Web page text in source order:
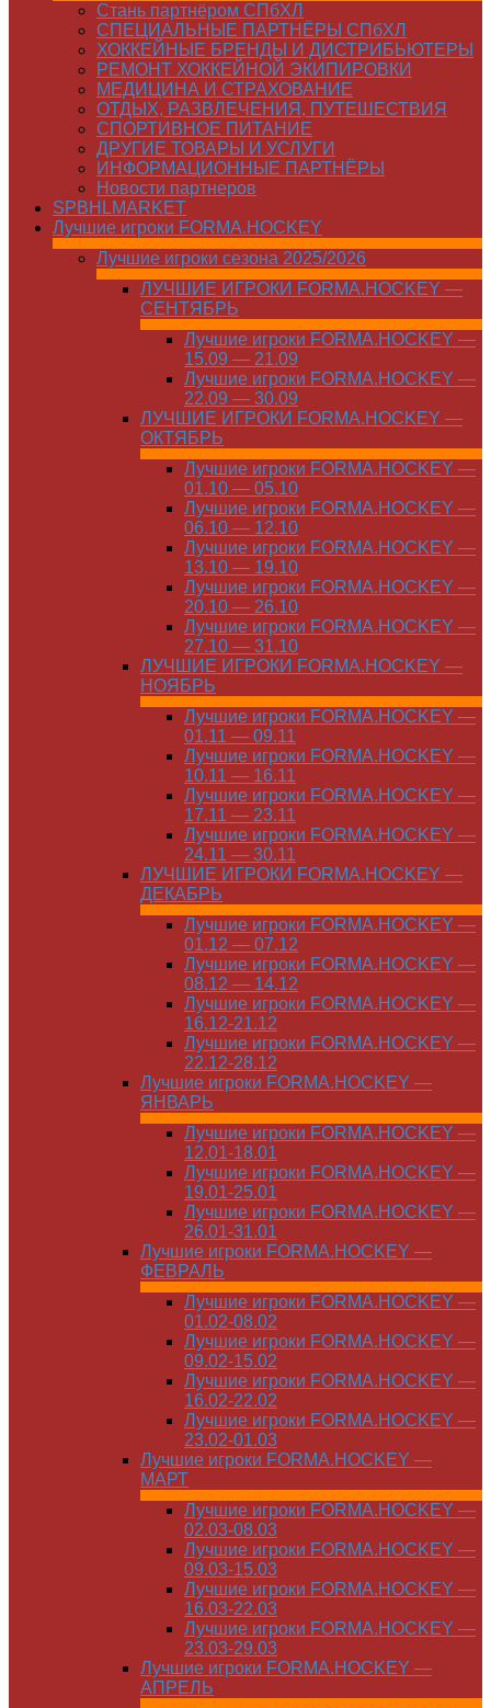
Стань партнёром СПбХЛ
СПЕЦИАЛЬНЫЕ ПАРТНЁРЫ СПбХЛ
ХОККЕЙНЫЕ БРЕНДЫ И ДИСТРИБЬЮТЕРЫ
РЕМОНТ ХОККЕЙНОЙ ЭКИПИРОВКИ
МЕДИЦИНА И СТРАХОВАНИЕ
ОТДЫХ, РАЗВЛЕЧЕНИЯ, ПУТЕШЕСТВИЯ
СПОРТИВНОЕ ПИТАНИЕ
ДРУГИЕ ТОВАРЫ И УСЛУГИ
ИНФОРМАЦИОННЫЕ ПАРТНЁРЫ
Новости партнеров
SPBHLMARKET
Лучшие игроки FORMA.HOCKEY
Лучшие игроки сезона 2025/2026
ЛУЧШИЕ ИГРОКИ FORMA.HOCKEY —
СЕНТЯБРЬ
Лучшие игроки FORMA.HOCKEY —
15.09 — 21.09
Лучшие игроки FORMA.HOCKEY —
22.09 — 30.09
ЛУЧШИЕ ИГРОКИ FORMA.HOCKEY —
ОКТЯБРЬ
Лучшие игроки FORMA.HOCKEY —
01.10 — 05.10
Лучшие игроки FORMA.HOCKEY —
06.10 — 12.10
Лучшие игроки FORMA.HOCKEY —
13.10 — 19.10
Лучшие игроки FORMA.HOCKEY —
20.10 — 26.10
Лучшие игроки FORMA.HOCKEY —
27.10 — 31.10
ЛУЧШИЕ ИГРОКИ FORMA.HOCKEY —
НОЯБРЬ
Лучшие игроки FORMA.HOCKEY —
01.11 — 09.11
Лучшие игроки FORMA.HOCKEY —
10.11 — 16.11
Лучшие игроки FORMA.HOCKEY —
17.11 — 23.11
Лучшие игроки FORMA.HOCKEY —
24.11 — 30.11
ЛУЧШИЕ ИГРОКИ FORMA.HOCKEY —
ДЕКАБРЬ
Лучшие игроки FORMA.HOCKEY —
01.12 — 07.12
Лучшие игроки FORMA.HOCKEY —
08.12 — 14.12
Лучшие игроки FORMA.HOCKEY —
16.12-21.12
Лучшие игроки FORMA.HOCKEY —
22.12-28.12
Лучшие игроки FORMA.HOCKEY —
ЯНВАРЬ
Лучшие игроки FORMA.HOCKEY —
12.01-18.01
Лучшие игроки FORMA.HOCKEY —
19.01-25.01
Лучшие игроки FORMA.HOCKEY —
26.01-31.01
Лучшие игроки FORMA.HOCKEY —
ФЕВРАЛЬ
Лучшие игроки FORMA.HOCKEY —
01.02-08.02
Лучшие игроки FORMA.HOCKEY —
09.02-15.02
Лучшие игроки FORMA.HOCKEY —
16.02-22.02
Лучшие игроки FORMA.HOCKEY —
23.02-01.03
Лучшие игроки FORMA.HOCKEY —
МАРТ
Лучшие игроки FORMA.HOCKEY —
02.03-08.03
Лучшие игроки FORMA.HOCKEY —
09.03-15.03
Лучшие игроки FORMA.HOCKEY —
16.03-22.03
Лучшие игроки FORMA.HOCKEY —
23.03-29.03
Лучшие игроки FORMA.HOCKEY —
АПРЕЛЬ